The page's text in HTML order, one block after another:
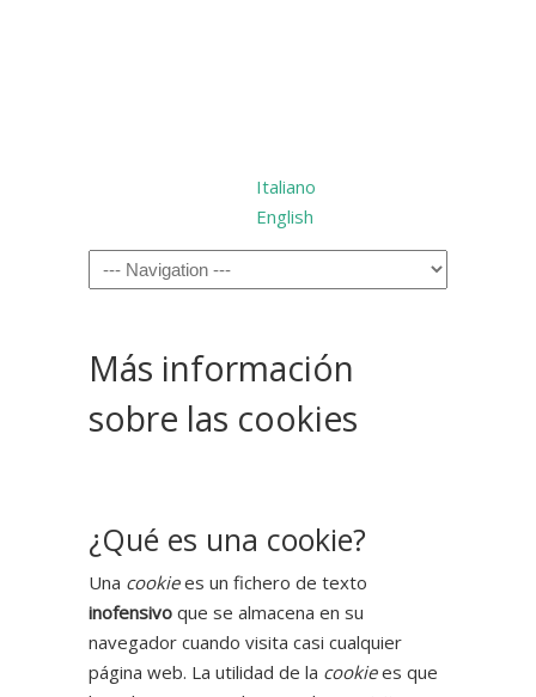
Italiano
English
Más información
sobre las cookies
¿Qué es una cookie?
Una cookiees un fichero de texto
inofensivo que se almacena en su
navegador cuando visita casi cualquier
página web. La utilidad de la cookiees que